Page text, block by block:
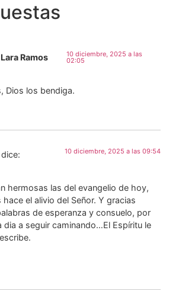
Ramos
10 diciembre, 2025 a las
02:05
Dios los bendiga.
dice: 10 diciembre, 2025 a las 09:54
hermosas las del evangelio de hoy,
el alivio del Señor. Y gracias
de esperanza y consuelo, por
dia a seguir caminando…El Espíritu le